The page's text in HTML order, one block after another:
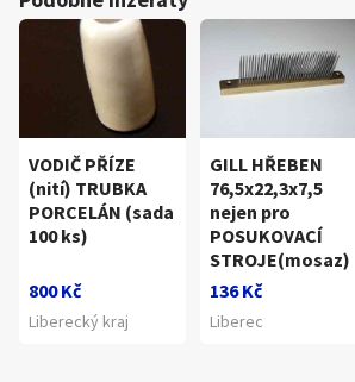
VODIČ PŘÍZE
(nití) TRUBKA
PORCELÁN (sada
100 ks)
800 Kč
Liberecký kraj
GILL HŘEBEN
76,5x22,3x7,5
nejen pro
POSUKOVACÍ
STROJE(mosaz)
136 Kč
Liberec